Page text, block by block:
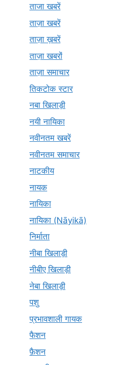
ताजा खबरें
ताज़ा खबरें
ताज़ा ख़बरें
ताज़ा खबरों
ताज़ा समाचार
तिकटोक स्टार
नबा खिलाड़ी
नयी नायिका
नवीनतम खबरें
नवीनतम समाचार
नाटकीय
नायक
नायिका
नायिका (Nāyikā)
निर्माता
नीबा खिलाड़ी
नीबीए खिलाड़ी
नेबा खिलाड़ी
पशु
प्रभावशाली गायक
फैशन
फ़ैशन